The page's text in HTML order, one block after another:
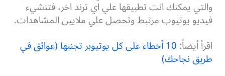
والتي يمكنك انت تطبيقها علي اي ترند اخر، فتنشيء
فيديو يوتيوب مرتبط وتحصل علي ملايين المشاهدات.
اقرأ أيضاً:
10 أخطاء على كل يوتيوبر تجنبها (عوائق في
طريق نجاحك)